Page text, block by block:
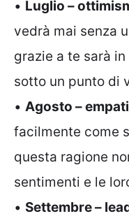
• Luglio –
vedrà mai senza
grazie a te sarà
sotto un punto di
• Agosto –
facilmente come
questa ragione
sentimenti e le
• Settembre –